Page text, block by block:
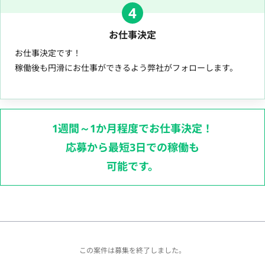
4
お仕事決定
お仕事決定です！
稼働後も円滑にお仕事ができるよう弊社がフォローします。
1週間～1か月程度でお仕事決定！
応募から最短3日での稼働も
可能です。
この案件は募集を終了しました。